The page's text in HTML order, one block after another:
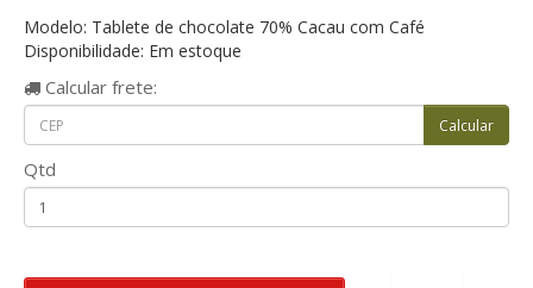
Modelo: Tablete de chocolate 70% Cacau com Café
Disponibilidade: Em estoque
Calcular frete:
Qtd